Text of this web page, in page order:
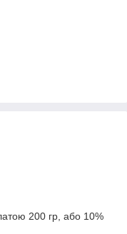
200 гр, або 10%